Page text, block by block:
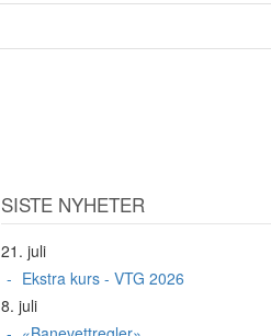
SISTE NYHETER
21. juli
Ekstra kurs - VTG 2026
8. juli